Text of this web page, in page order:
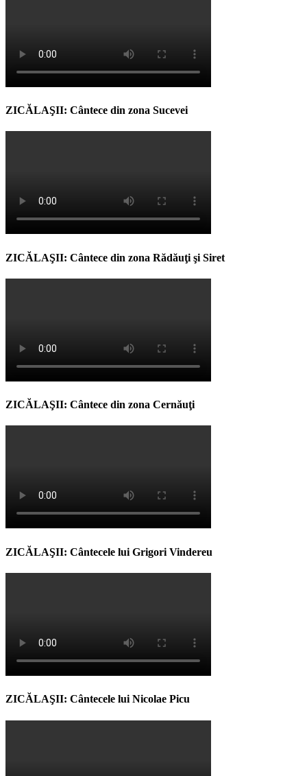
ZICĂLAŞII: Cântece din zona Sucevei
ZICĂLAŞII: Cântece din zona Rădăuţi şi Siret
ZICĂLAŞII: Cântece din zona Cernăuţi
ZICĂLAŞII: Cântecele lui Grigori Vindereu
ZICĂLAŞII: Cântecele lui Nicolae Picu